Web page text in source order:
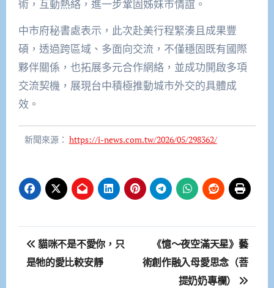
術，互動熱絡，進一步鞏固姊妹市情誼。
中市府秘書處表示，此次赴美行程緊湊且成果豐
碩，透過跨區域、多面向交流，不僅穩固既有國際
夥伴關係，也拓展多元合作網絡，並成功開啟多項
交流契機，展現台中積極推動城市外交的具體成
效。
新聞來源： https://i-news.com.tw/2026/05/298362/
文
章
貓咪不是不愛你，只
是牠的愛比較安靜
《憶～夜空滿天星》藝
術創作融入母愛思念（菩
提奶奶專欄）